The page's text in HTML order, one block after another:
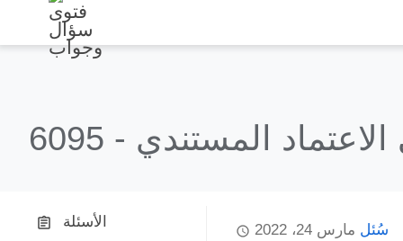
6095 - المستندي
الأسئلة سُئل مارس 24، 2022